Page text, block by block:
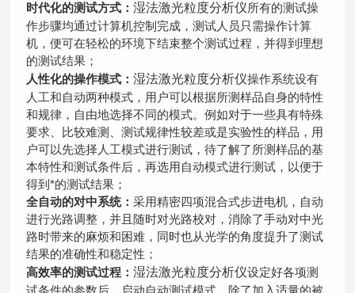
时代化的测试方式：湿法激光粒度分析仪所有的测试操
作步骤均通过计算机控制完成，测试人员只需操作计算
机，便可在轻松的环境下结束整个测试过程，并得到理想
的测试结果；
人性化的操作模式：湿法激光粒度分析仪操作系统设有
人工和自动两种模式，用户可以根据所测样品自身的特性
和规律，自由地选择不同的模式。例如对于一些具有特殊
要求、比较难测、测试规律性较差或是实验性的样品，用
户可以先选择人工模式进行测试，待了解了所测样品的基
本特性和测试条件后，再选用自动模式进行测试，以便于
得到*的测试结果；
全自动的对中系统：采用精密四项混合式步进电机，自动
进行光路调整，并且随时对光路校对，消除了手动对中光
路时带来的麻烦和困难，同时也从光学的角度提升了测试
结果的准确性和稳定性；
高效率的测试过程：湿法激光粒度分析仪设定好各项测